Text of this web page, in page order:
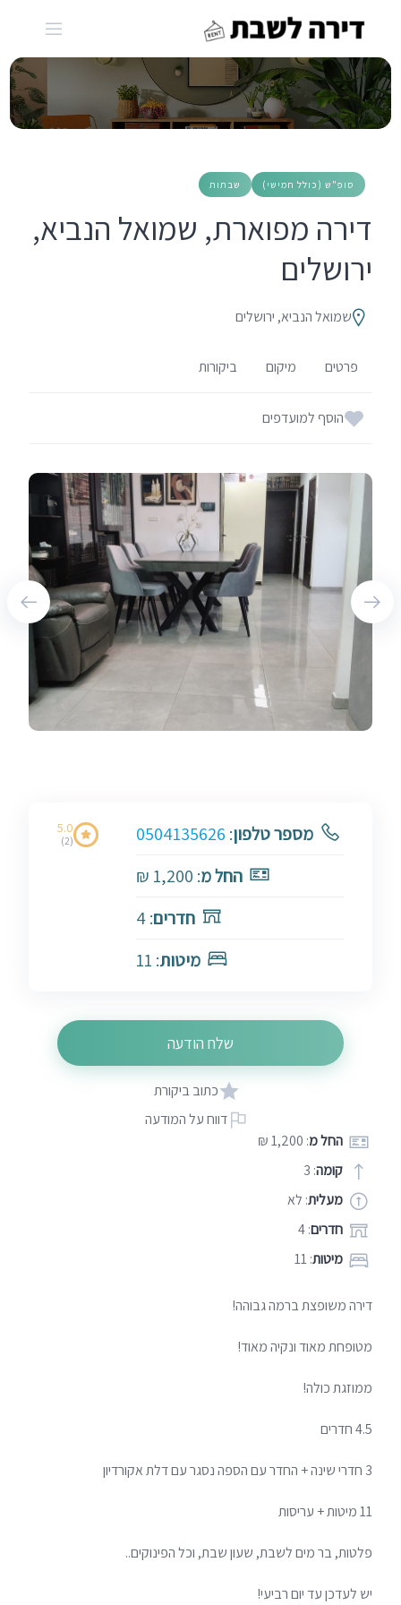
סופ"ש (כולל חמישי) שבתות
דירה מפוארת, שמואל הנביא,
ירושלים
שמואל הנביא, ירושלים
פרטים מיקום ביקורות
הוסף למועדפים
החל מ: 1,200 ₪
קומה: 3
מעלית: לא
חדרים: 4
מיטות: 11
דירה משופצת ברמה גבוהה!
מטופחת מאוד ונקיה מאוד!
ממוזגת כולה!
4.5 חדרים
3 חדרי שינה + החדר עם הספה נסגר עם דלת אקורדיון
11 מיטות + עריסות
פלטות, בר מים לשבת, שעון שבת, וכל הפינוקים..
יש לעדכן עד יום רביעי!
מספר טלפון:
0504135626
החל מ: 1,200 ₪
חדרים: 4
מיטות: 11
5.0
(2)
שלח הודעה
כתוב ביקורת
דווח על המודעה